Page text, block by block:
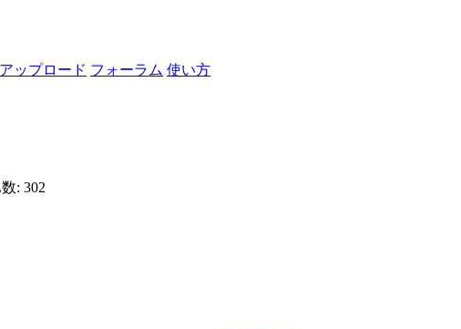
アップロード フォーラム 使い方
: 302